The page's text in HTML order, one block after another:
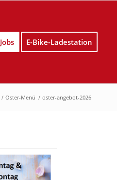
Jobs E-Bike-Ladestation
/ Oster-Menü / oster-angebot-2026